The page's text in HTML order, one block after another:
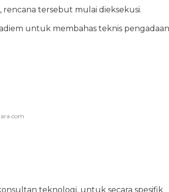
rencana tersebut mulai dieksekusi.
untuk membahas teknis pengadaan
teknologi, untuk secara spesifik